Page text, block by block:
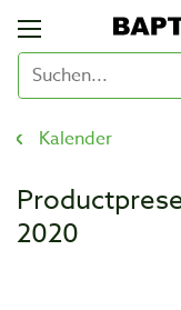
Kalender
2020